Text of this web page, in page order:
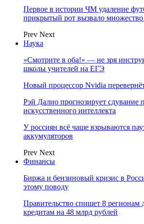
Первое в истории ЧМ удаление
прикрытый рот вызвало множество
Prev Next
Наука
«Смотрите в оба!» — не зря
школы учителей на ЕГЭ
Новый процессор Nvidia
Рэй Далио прогнозирует сдувание
искусственного интеллекта
У россиян всё чаще взрываются
аккумуляторов
Prev Next
Финансы
Биржа и бензиновый кризис в
этому поводу
Правительство спишет 8
кредитам на 48 млрд рублей